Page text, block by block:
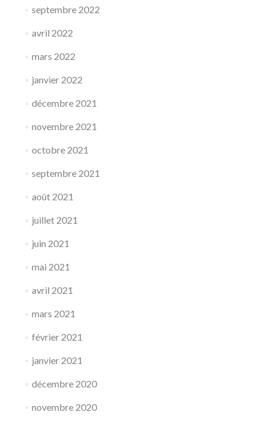
septembre 2022
avril 2022
mars 2022
janvier 2022
décembre 2021
novembre 2021
octobre 2021
septembre 2021
août 2021
juillet 2021
juin 2021
mai 2021
avril 2021
mars 2021
février 2021
janvier 2021
décembre 2020
novembre 2020